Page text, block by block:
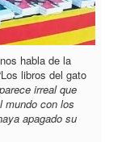
habla de la
libros del gato
irreal que
mundo con los
apagado su